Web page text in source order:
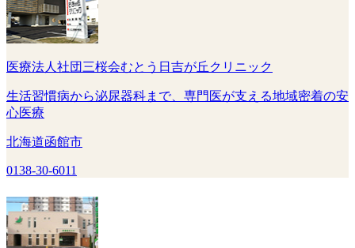
医療法人社団三桜会むとう日吉が丘クリニック
生活習慣病から泌尿器科まで、専門医が支える地域密着の安
心医療
北海道函館市
0138-30-6011